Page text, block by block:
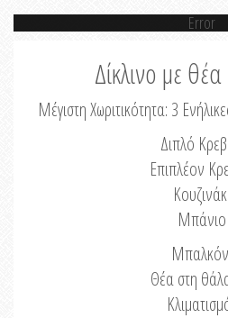
Error
Δίκλινο με
Μέγιστη Χωριτικότητα: 3
Διπλό
Επιπλέον
Μπάνιο
Θέα στη